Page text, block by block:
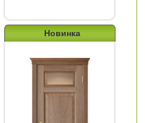
Новинка